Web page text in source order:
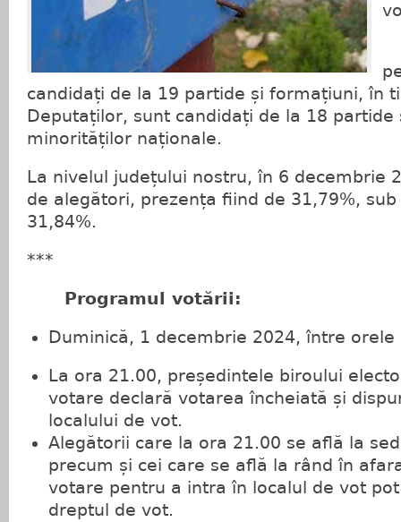
candidați de la 19 partide și formațiuni, în
Deputaților, sunt candidați de la 18 partide
minorităților naționale.
La nivelul județului nostru, în 6 decembrie
de alegători, prezența fiind de 31,79%,
31,84%.
***
Programul votării:
Duminică, 1 decembrie 2024, între orele
La ora 21.00, președintele biroului
votare declară votarea încheiată și
localului de vot.
Alegătorii care la ora 21.00 se află la
precum și cei care se află la rând în
votare pentru a intra în localul de vot
dreptul de vot.